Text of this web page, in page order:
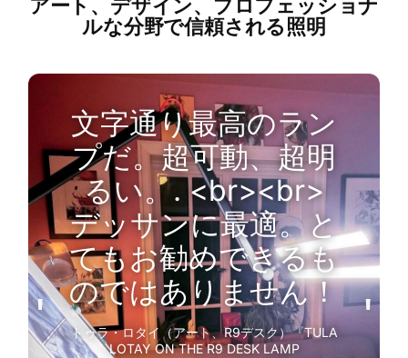
アート、デザイン、プロフェッショナ
ルな分野で信頼される照明
'
文字通り最高のラン
プだ。超可動、超明
るい。. <br><br>
デッサンに最適。と
てもお勧めできるも
のではありません！
トゥラ・ロタイ（アート、R9デスク）『TULA
LOTAY ON THE R9 DESK LAMP
'